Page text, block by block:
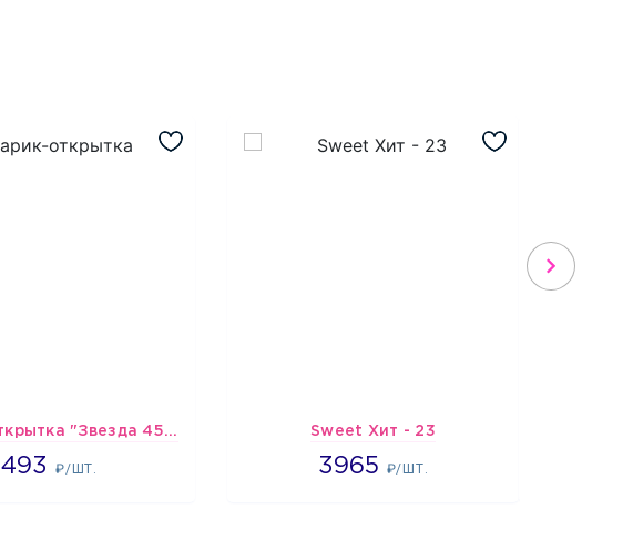
Шарик-открытка "Звезда 45 см" №1
493₽/ШТ.
493 Sweet Хит - 23
3965 ₽/ШТ.
3965